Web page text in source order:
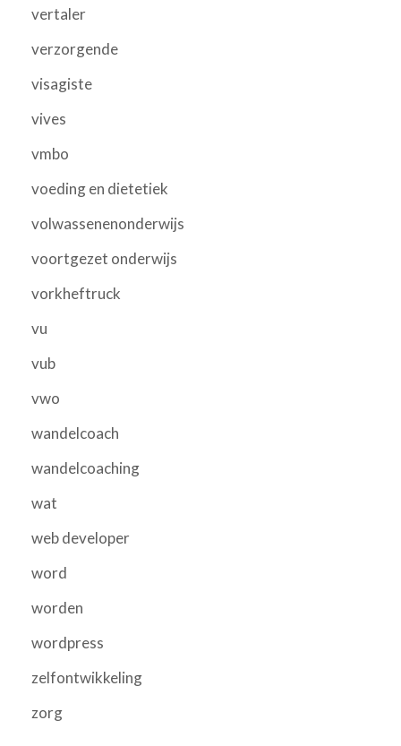
vertaler
verzorgende
visagiste
vives
vmbo
voeding en dietetiek
volwassenenonderwijs
voortgezet onderwijs
vorkheftruck
vu
vub
vwo
wandelcoach
wandelcoaching
wat
web developer
word
worden
wordpress
zelfontwikkeling
zorg